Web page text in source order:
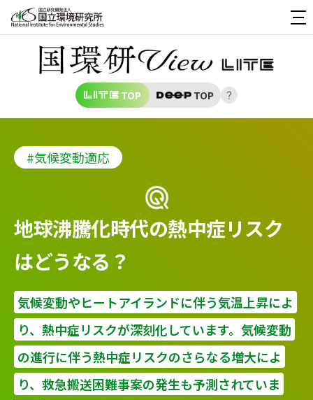
TOP TOP
#気候変動適応
地球沸騰化時代の熱中症リスク
はどうなる？
気候変動やヒートアイランドに伴う気温上昇によ
り、熱中症リスクが深刻化しています。気候変動
の進行に伴う熱中症リスクのさらなる増大によ
り、救急搬送困難事案の発生も予測されていま